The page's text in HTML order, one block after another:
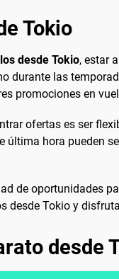
Tokio
desde Tokio, estar
durante las
promociones en
ofertas es ser
última hora pueden
de oportunidades
desde Tokio y
desde